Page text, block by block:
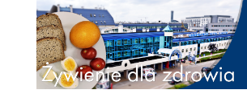
Uniwersytecki
Kliniczny we
Żywienie dla